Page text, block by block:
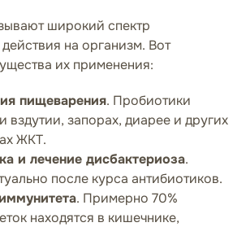
широкий спектр
на организм. Вот
их применения:
пищеварения. Пробиотики
вздутии, запорах, диарее и других
ЖКТ.
и лечение дисбактериоза.
после курса антибиотиков.
. Примерно 70%
находятся в кишечнике,